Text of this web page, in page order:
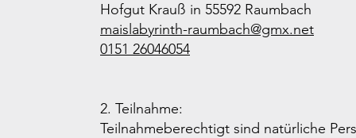
Hofgut Krauß in 55592 Raumbach
maislabyrinth-raumbach@gmx.net
0151 26046054
2. Teilnahme:
Teilnahmeberechtigt sind natürliche